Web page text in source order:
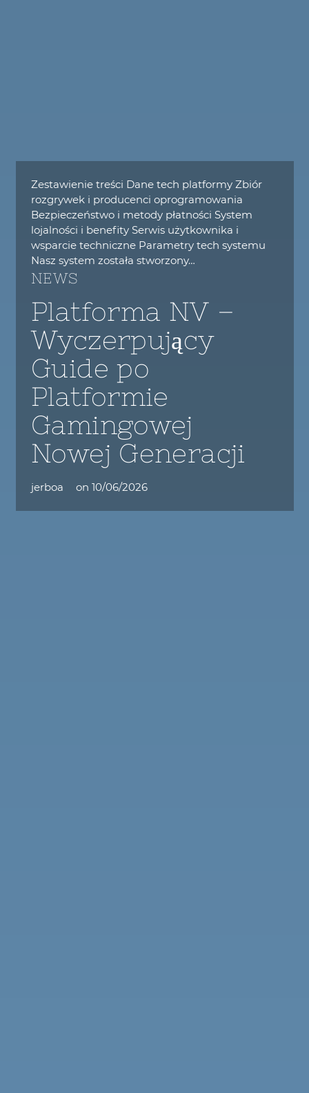
Zestawienie treści Dane tech platformy Zbiór
rozgrywek i producenci oprogramowania
Bezpieczeństwo i metody płatności System
lojalności i benefity Serwis użytkownika i
wsparcie techniczne Parametry tech systemu
Nasz system została stworzony…
NEWS
Platforma NV –
Wyczerpujący
Guide po
Platformie
Gamingowej
Nowej Generacji
jerboa on 10/06/2026